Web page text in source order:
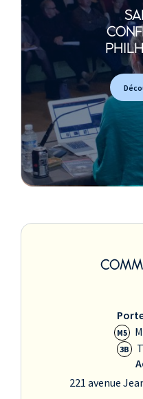
M5
3B
221 avenue